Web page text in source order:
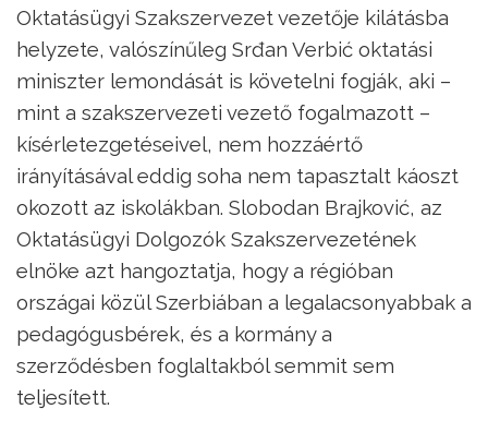
Oktatásügyi Szakszervezet vezetője kilátásba
helyzete, valószínűleg Srđan Verbić oktatási
miniszter lemondását is követelni fogják, aki –
mint a szakszervezeti vezető fogalmazott –
kísérletezgetéseivel, nem hozzáértő
irányításával eddig soha nem tapasztalt káoszt
okozott az iskolákban. Slobodan Brajković, az
Oktatásügyi Dolgozók Szakszervezetének
elnöke azt hangoztatja, hogy a régióban
országai közül Szerbiában a legalacsonyabbak a
pedagógusbérek, és a kormány a
szerződésben foglaltakból semmit sem
teljesített.